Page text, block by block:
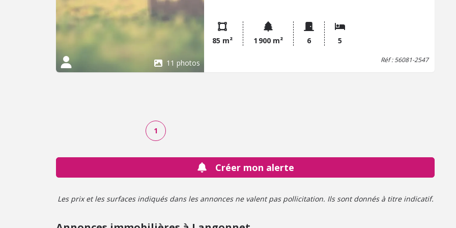
11 photos
d'eau, wc, garage attenant avec coin buanderie . Etage 1 : palier
desservant 3 chambres + un grenier au dessus du garage.
85 m²
1 900 m² 6 5
Réf : 56081-2547
1
Créer mon alerte
Les prix et les surfaces indiqués dans les annonces ne valent pas pollicitation. Ils sont donnés à titre indicatif.